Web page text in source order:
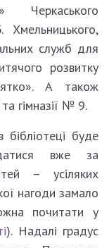
Черкаського
Хмельницького,
служб для
розвитку
А також
гімназії № 9.
буде
вже за
– усіляких
нагоди замало
почитати у
). Надалі градус